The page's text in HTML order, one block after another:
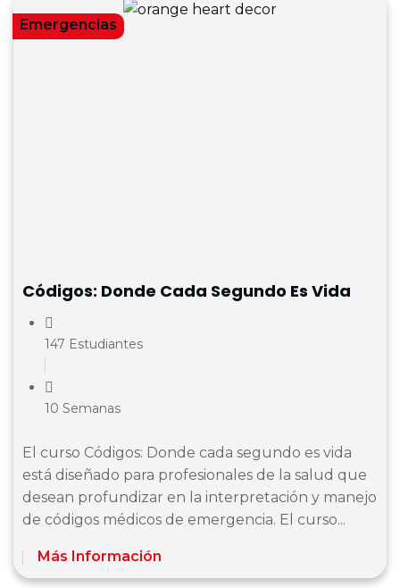
Emergencias
Códigos: Donde Cada Segundo Es Vida
147 Estudiantes
10 Semanas
El curso Códigos: Donde cada segundo es vida
está diseñado para profesionales de la salud que
desean profundizar en la interpretación y manejo
de códigos médicos de emergencia. El curso...
Más Información